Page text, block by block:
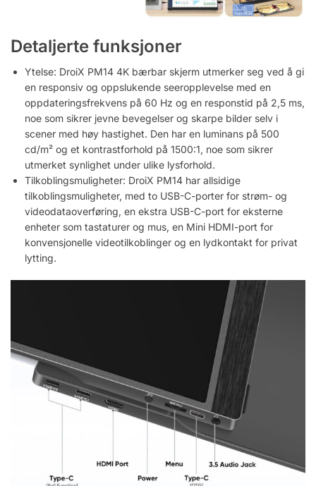
Detaljerte funksjoner
Ytelse: DroiX PM14 4K bærbar skjerm utmerker seg ved å gi
en responsiv og oppslukende seeropplevelse med en
oppdateringsfrekvens på 60 Hz og en responstid på 2,5 ms,
noe som sikrer jevne bevegelser og skarpe bilder selv i
scener med høy hastighet. Den har en luminans på 500
cd/m² og et kontrastforhold på 1500:1, noe som sikrer
utmerket synlighet under ulike lysforhold.
Tilkoblingsmuligheter: DroiX PM14 har allsidige
tilkoblingsmuligheter, med to USB-C-porter for strøm- og
videodataoverføring, en ekstra USB-C-port for eksterne
enheter som tastaturer og mus, en Mini HDMI-port for
konvensjonelle videotilkoblinger og en lydkontakt for privat
lytting.